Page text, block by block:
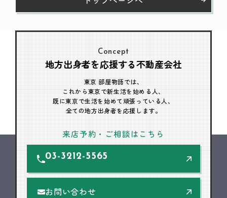
Concept
地方出身者を応援する不動産会社
東京 部屋物語では、
これから東京で新生活を始める人、
既に東京で生活を始めて頑張っている人、
全ての地方出身者を応援します。
来店予約・ご相談はこちら
03-3212-5565
お問い合わせ